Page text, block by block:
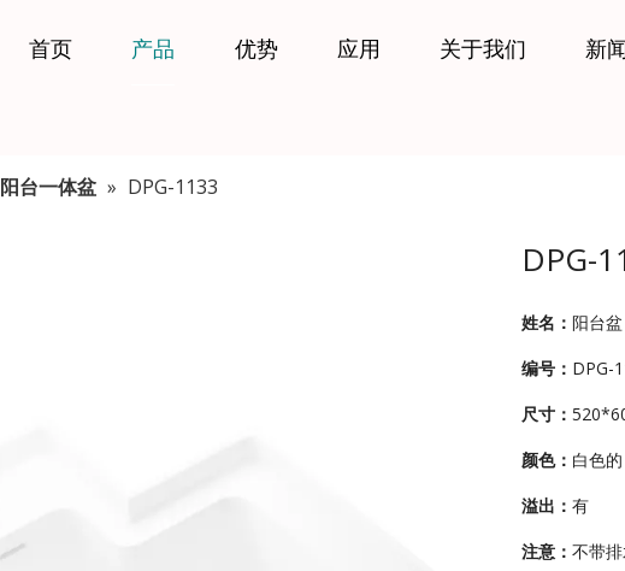
首页 产品 优势 应用 关于我们 新
阳台一体盆 » DPG-1133
DPG-
姓名：阳台盆
编号： DPG-
尺寸：
颜色： 白色的
溢出：有
注意：不带